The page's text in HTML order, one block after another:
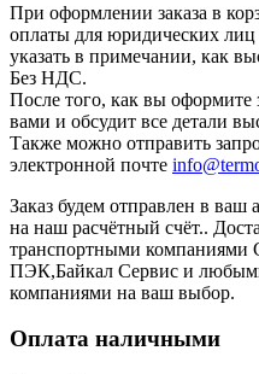
При оформлении заказа в
оплаты для юридических лиц
указать в примечании, как
Без НДС.
После того, как вы оформите
вами и обсудит все детали
Также можно отправить
электронной почте
Заказ будем отправлен в ваш
на наш расчётный счёт..
транспортными
ПЭК,Байкал Сервис и
компаниями на ваш выбор.
Оплата наличными